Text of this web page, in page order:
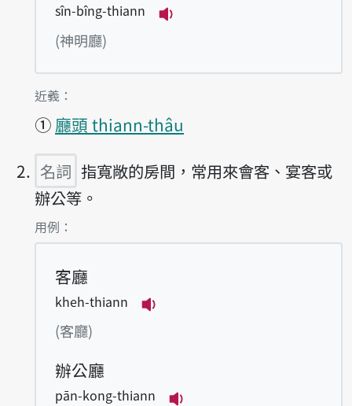
sîn-bîng-thiann
(神明廳)
第1項釋義的
近義：
① 廳頭 thiann-thâu
名詞 指寬敞的房間，常用來會客、宴客或
辦公等。
第2項釋義的
用例：
客廳
kheh-thiann
(客廳)
辦公廳
pān-kong-thiann